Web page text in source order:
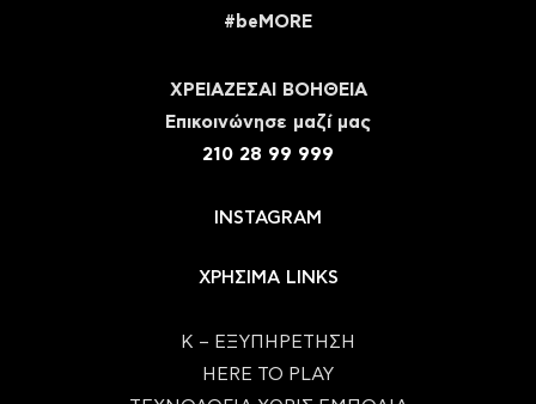
#beMORE
ΧΡΕΙΑΖΕΣΑΙ ΒΟΗΘΕΙΑ
Eπικοινώνησε μαζί μας
210 28 99 999
INSTAGRAM
ΧΡΗΣΙΜΑ LINKS
Κ – ΕΞΥΠΗΡΕΤΗΣΗ
HERE TO PLAY